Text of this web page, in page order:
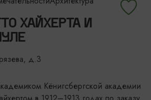
ХАЙХЕРТА И
д.3
Кёнигсбергской академии